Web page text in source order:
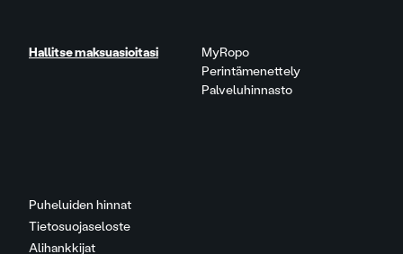
Puheluiden hinnat
Tietosuojaseloste
Alihankkijat
Hallitse maksuasioitasi
MyRopo
Perintämenettely
Palveluhinnasto